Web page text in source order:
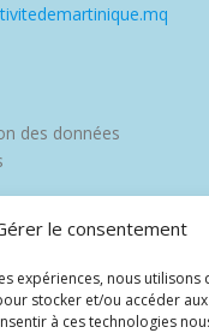
le consentement
expériences, nous utilisons
stocker et/ou accéder
à ces technologies
des données